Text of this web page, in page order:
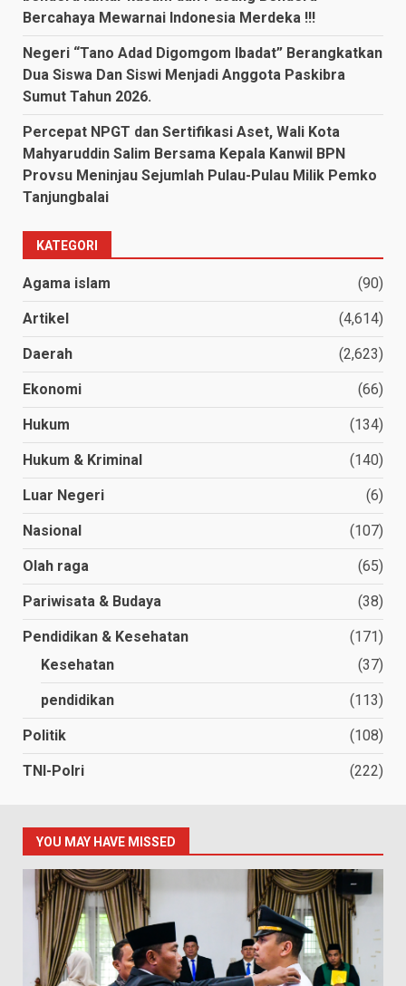
Bercahaya Mewarnai Indonesia Merdeka !!!
Negeri “Tano Adad Digomgom Ibadat” Berangkatkan
Dua Siswa Dan Siswi Menjadi Anggota Paskibra
Sumut Tahun 2026.
Percepat NPGT dan Sertifikasi Aset, Wali Kota
Mahyaruddin Salim Bersama Kepala Kanwil BPN
Provsu Meninjau Sejumlah Pulau-Pulau Milik Pemko
Tanjungbalai
KATEGORI
Agama islam (90)
Artikel (4,614)
Daerah (2,623)
Ekonomi (66)
Hukum (134)
Hukum & Kriminal (140)
Luar Negeri (6)
Nasional (107)
Olah raga (65)
Pariwisata & Budaya (38)
Pendidikan & Kesehatan
(171)
Kesehatan
(37)
pendidikan (113)
Politik (108)
TNI-Polri (222)
YOU MAY HAVE MISSED